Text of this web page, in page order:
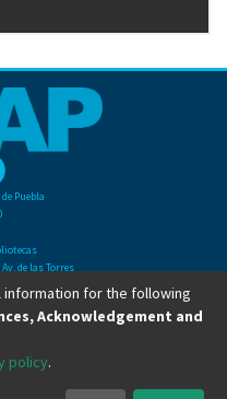
Puebla
de las Torres
San Manuel
Ext 2901
for the following
Acknowledgement and
policy.